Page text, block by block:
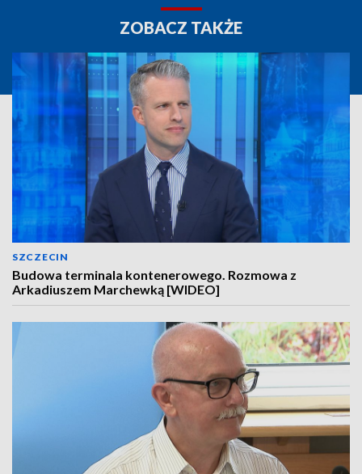
ZOBACZ TAKŻE
SZCZECIN
Budowa terminala kontenerowego. Rozmowa z
Arkadiuszem Marchewką [WIDEO]